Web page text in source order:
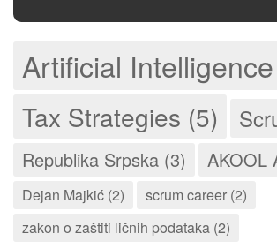
Artificial
Tax Strategies (5)
Republika Srpska (3) AKOOL
Dejan Majkić (2)
scrum career (2)
zakon o zaštiti ličnih podataka (2)